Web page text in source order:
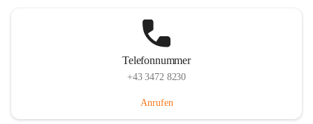
Telefonnummer
+43 3472 8230
Anrufen